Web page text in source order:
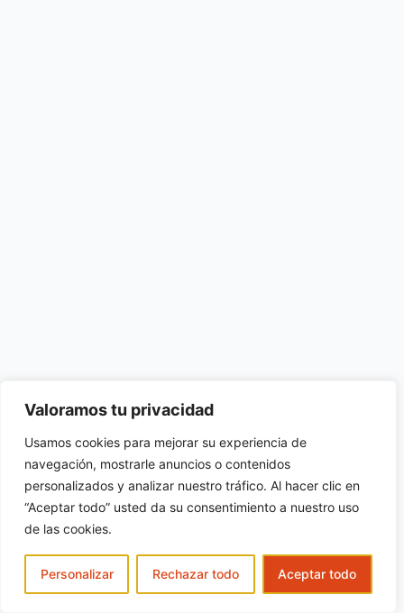
Valoramos tu privacidad
Usamos cookies para mejorar su experiencia de
navegación, mostrarle anuncios o contenidos
personalizados y analizar nuestro tráfico. Al hacer clic en
“Aceptar todo” usted da su consentimiento a nuestro uso
de las cookies.
Personalizar Rechazar todo Aceptar todo